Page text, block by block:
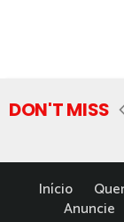
DON'T MISS
Início
Anuncie